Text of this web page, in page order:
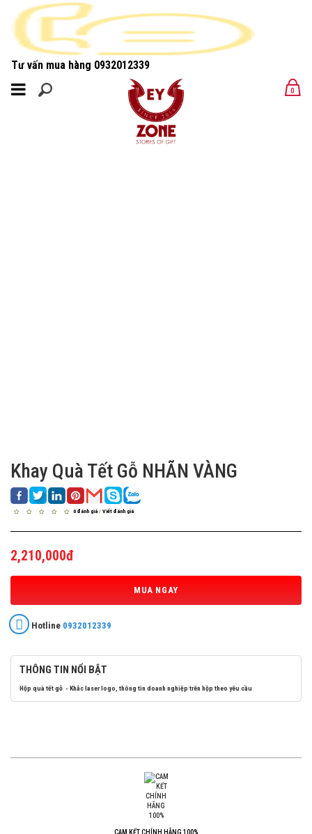
Tư vấn mua hàng 0932012339
MENU 0
Khay Quà Tết Gỗ NHÃN VÀNG
0 đánh giá / Viết đánh giá
2,210,000đ
MUA NGAY
Hotline 0932012339
THÔNG TIN NỔI BẬT
Hộp quà tết gỗ - Khắc laser logo, thông tin doanh nghiệp trên hộp theo yêu cầu